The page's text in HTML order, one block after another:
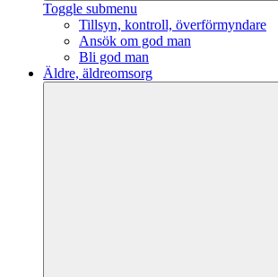
Toggle submenu
Tillsyn, kontroll, överförmyndare
Ansök om god man
Bli god man
Äldre, äldreomsorg